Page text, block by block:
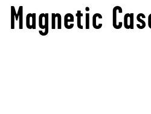
Magnetic